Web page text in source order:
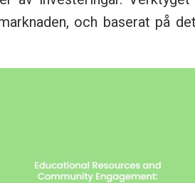
och baserat på